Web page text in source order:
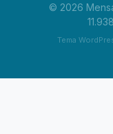
© 2026
Tema